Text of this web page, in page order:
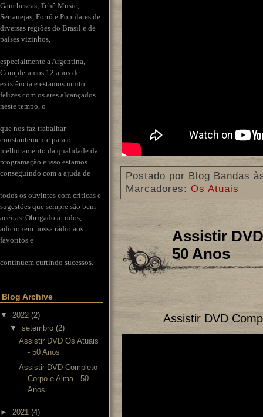
Gauchescas, Tchê Music,
Sertanejas, Forró e Populares de
diversas regiões do Brasil e de
países vizinhos,
especialmente a Argentina,
Completamos 12 anos de
existência e estamos muito
felizes com os ares alcançados
neste tempo, o
que nos faz trabalhar
constantemente para o
melhoramento da qualidade da
programação e isso estamos
conseguindo com a ajuda de
todos os ouvintes com críticas e
sugestões que sempre são bem
aceitas. Obrigado a todos,
adicionem nossa rádio aos
favoritos e
continuem curtindo sucessos.
Blog Archive
▼ 2022 (2)
▼ setembro (2)
Assistir DVD Os Atuais
- 50 Anos
Assistir DVD Completo
Corpo e Alma - 50
Anos
► 2021 (4)
Postado por Blog Bandas
Marcadores: Os Atuais
Assistir
50 Anos
Assistir DVD